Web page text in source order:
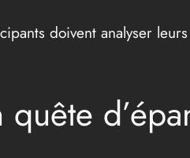
doivent analyser